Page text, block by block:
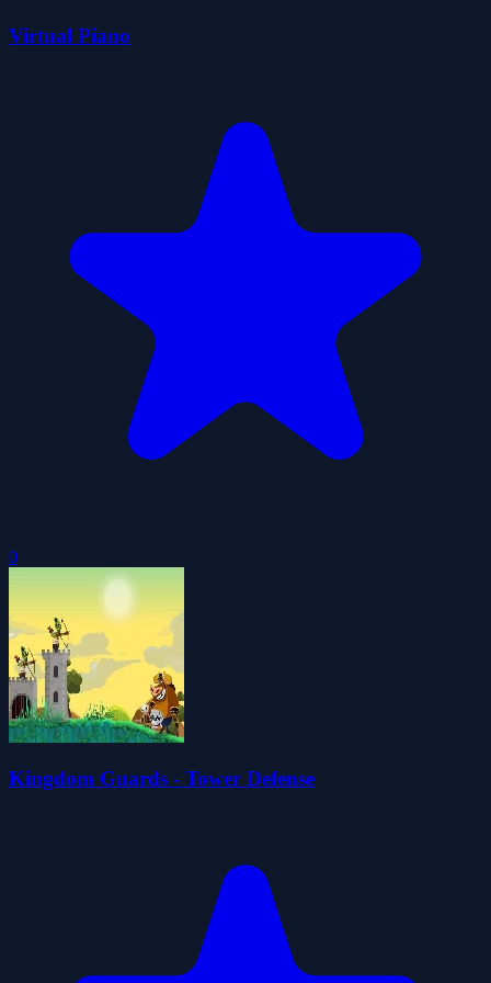
Virtual Piano
0
Kingdom Guards - Tower Defense